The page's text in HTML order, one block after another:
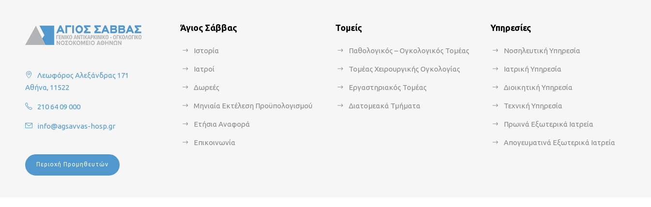
Λεωφόρος Αλεξάνδρας 171
Αθήνα, 11522
210 64 09 000
info@agsavvas-hosp.gr
Περιοχή Προμηθευτών
Άγιος Σάββας
Ιστορία
Ιατροί
Δωρεές
Μηνιαία Εκτέλεση Προϋπολογισμού
Ετήσια Αναφορά
Επικοινωνία
Τομείς
Παθολογικός – Ογκολογικός Τομέας
Τομέας Χειρουργικής Ογκολογίας
Εργαστηριακός Τομέας
Διατομεακά Τμήματα
Υπηρεσίες
Νοσηλευτική Υπηρεσία
Ιατρική Υπηρεσία
Διοικητική Υπηρεσία
Τεχνική Υπηρεσία
Πρωινά Εξωτερικά Ιατρεία
Απογευματινά Εξωτερικά Ιατρεία